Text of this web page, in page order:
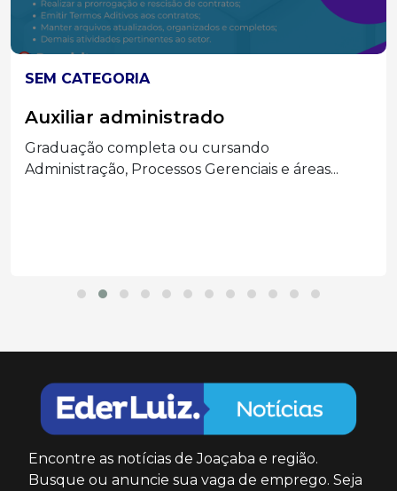
SEM CATEGORIA
Auxiliar administrado
Graduação completa ou cursando
Administração, Processos Gerenciais e áreas...
Encontre as notícias de Joaçaba e região.
Busque ou anuncie sua vaga de emprego. Seja